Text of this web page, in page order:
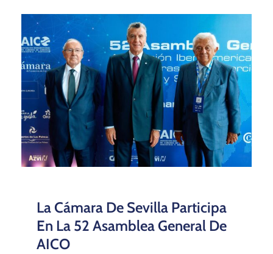
La Cámara De Sevilla Participa
En La 52 Asamblea General De
AICO